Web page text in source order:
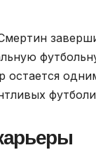
остается